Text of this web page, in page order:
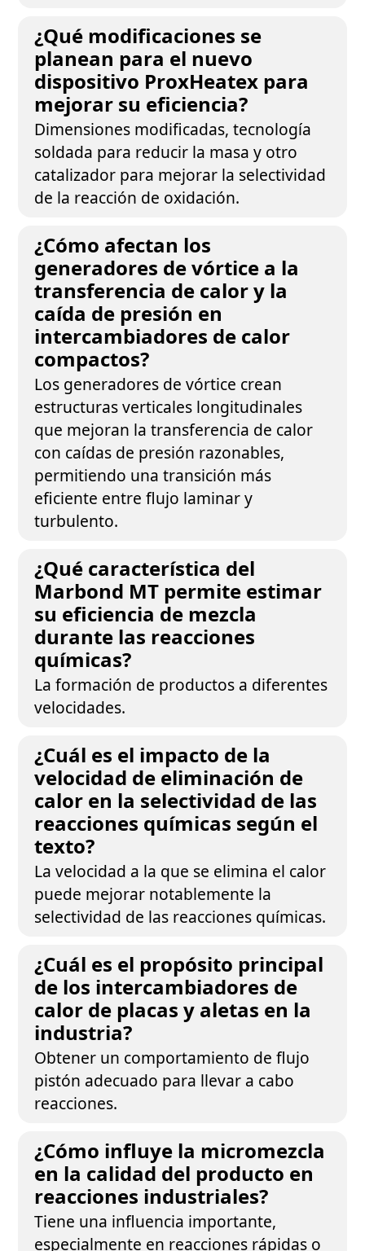
¿Qué modificaciones se
planean para el nuevo
dispositivo ProxHeatex para
mejorar su eficiencia?
Dimensiones modificadas, tecnología
soldada para reducir la masa y otro
catalizador para mejorar la selectividad
de la reacción de oxidación.
¿Cómo afectan los
generadores de vórtice a la
transferencia de calor y la
caída de presión en
intercambiadores de calor
compactos?
Los generadores de vórtice crean
estructuras verticales longitudinales
que mejoran la transferencia de calor
con caídas de presión razonables,
permitiendo una transición más
eficiente entre flujo laminar y
turbulento.
¿Qué característica del
Marbond MT permite estimar
su eficiencia de mezcla
durante las reacciones
químicas?
La formación de productos a diferentes
velocidades.
¿Cuál es el impacto de la
velocidad de eliminación de
calor en la selectividad de las
reacciones químicas según el
texto?
La velocidad a la que se elimina el calor
puede mejorar notablemente la
selectividad de las reacciones químicas.
¿Cuál es el propósito principal
de los intercambiadores de
calor de placas y aletas en la
industria?
Obtener un comportamiento de flujo
pistón adecuado para llevar a cabo
reacciones.
¿Cómo influye la micromezcla
en la calidad del producto en
reacciones industriales?
Tiene una influencia importante,
especialmente en reacciones rápidas o